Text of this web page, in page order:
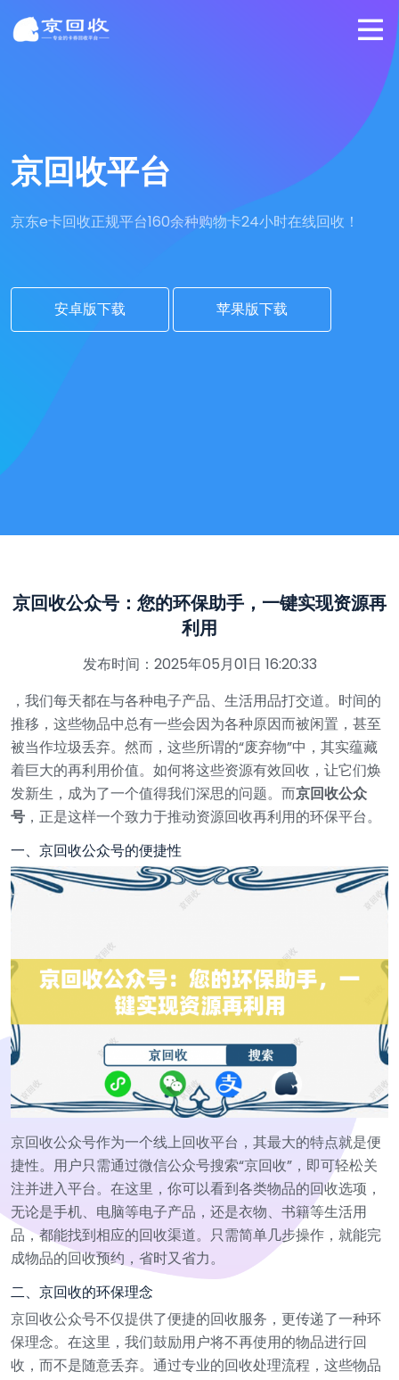
京回收平台
京东e卡回收正规平台160余种购物卡24小时在线回收！
安卓版下载 苹果版下载
京回收公众号：您的环保助手，一键实现资源再
利用
发布时间：2025年05月01日 16:20:33
，我们每天都在与各种电子产品、生活用品打交道。时间的
推移，这些物品中总有一些会因为各种原因而被闲置，甚至
被当作垃圾丢弃。然而，这些所谓的“废弃物”中，其实蕴藏
着巨大的再利用价值。如何将这些资源有效回收，让它们焕
发新生，成为了一个值得我们深思的问题。而京回收公众
号 ，正是这样一个致力于推动资源回收再利用的环保平台。
一、京回收公众号的便捷性
京回收公众号作为一个线上回收平台，其最大的特点就是便
捷性。用户只需通过微信公众号搜索“京回收”，即可轻松关
注并进入平台。在这里，你可以看到各类物品的回收选项，
无论是手机、电脑等电子产品，还是衣物、书籍等生活用
品，都能找到相应的回收渠道。只需简单几步操作，就能完
成物品的回收预约，省时又省力。
二、京回收的环保理念
京回收公众号不仅提供了便捷的回收服务，更传递了一种环
保理念。在这里，我们鼓励用户将不再使用的物品进行回
收，而不是随意丢弃。通过专业的回收处理流程，这些物品